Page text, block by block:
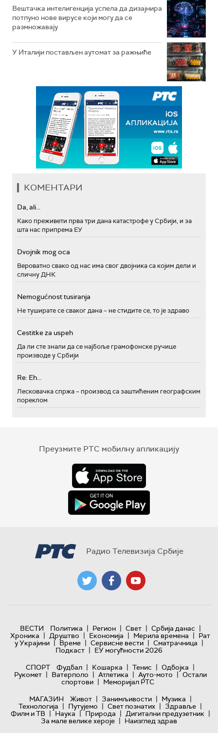
Вештачка интелигенција успела да дизајнира
потпуно нове вирусе који могу да се
размножавају
У Италији постављен аутомат за ражњиће
КОМЕНТАРИ
Da, ali...
Како преживети прва три дана катастрофе у Србији, и за
шта нас припрема ЕУ
Dvojnik mog oca
Вероватно свако од нас има свог двојника са којим дели и
сличну ДНК
Nemogućnost tusiranja
Не туширате се сваког дана – не стидите се, то је здраво
Cestitke za uspeh
Да ли сте знали да се најбоље грамофонске ручице
производе у Србији
Re: Eh...
Лесковачка спржа – производ са заштићеним географским
пореклом
Преузмите РТС мобилну апликацију
Радио Телевизија Србије
ВЕСТИ Политика | Регион | Свет | Србија данас |
Хроника | Друштво | Економија | Мерила времена | Рат
у Украјини | Време | Сервисне вести | Сматрачница |
Подкаст | ЕУ могућности 2026
СПОРТ
Фудбал | Кошарка | Тенис | Одбојка |
Рукомет | Ватерполо | Атлетика | Ауто-мото | Остали
спортови | Меморијал РТС
МАГАЗИН
Живот | Занимљивости | Музика |
Технологијa | Путујемо | Свет познатих | Здравље |
Филм и ТВ | Наука | Природа | Дигитални предузетник |
За мале велике хероје | Наизглед здрав